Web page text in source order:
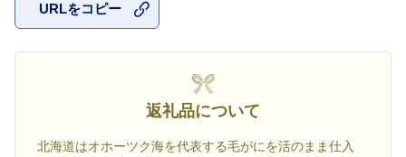
URLをコピー
返礼品について
北海道はオホーツク海を代表する毛がにを活のまま仕入